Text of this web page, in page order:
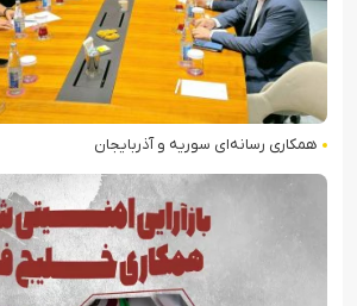
همکاری رسانه‌ای سوریه و آذربایجان